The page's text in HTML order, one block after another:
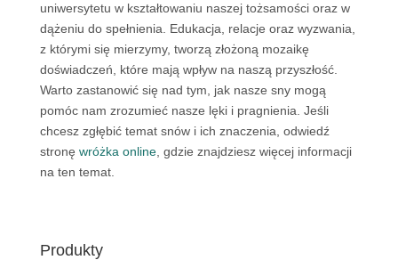
uniwersytetu w kształtowaniu naszej tożsamości oraz w
dążeniu do spełnienia. Edukacja, relacje oraz wyzwania,
z którymi się mierzymy, tworzą złożoną mozaikę
doświadczeń, które mają wpływ na naszą przyszłość.
Warto zastanowić się nad tym, jak nasze sny mogą
pomóc nam zrozumieć nasze lęki i pragnienia. Jeśli
chcesz zgłębić temat snów i ich znaczenia, odwiedź
stronę wróżka online, gdzie znajdziesz więcej informacji
na ten temat.
Produkty